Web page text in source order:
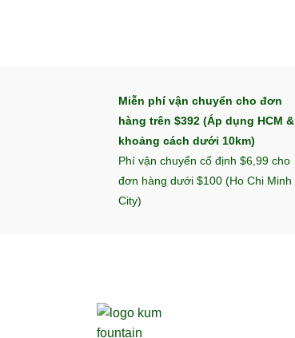
Miễn phí vận chuyển cho đơn
hàng trên $392 (Áp dụng HCM &
khoảng cách dưới 10km)
Phí vận chuyển cố định $6,99 cho
đơn hàng dưới $100 (Ho Chi Minh
City)